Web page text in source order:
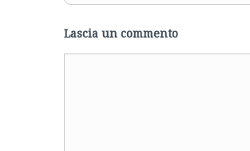
Lascia un commento